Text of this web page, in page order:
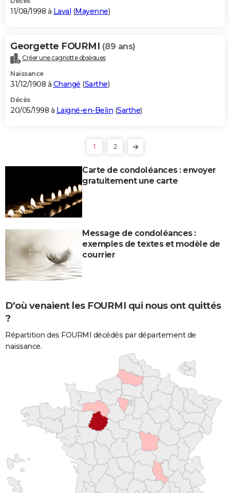
11/08/1998 à Laval (Mayenne)
Georgette FOURMI (89 ans)
Créer une cagnotte obsèques
Naissance
31/12/1908 à Changé (Sarthe)
Décès
20/05/1998 à Laigné-en-Belin (Sarthe)
1 2
Carte de condoléances : envoyer
gratuitement une carte
Message de condoléances :
exemples de textes et modèle de
courrier
D'où venaient les FOURMI qui nous ont quittés
?
Répartition des FOURMI décédés par département de
naissance.